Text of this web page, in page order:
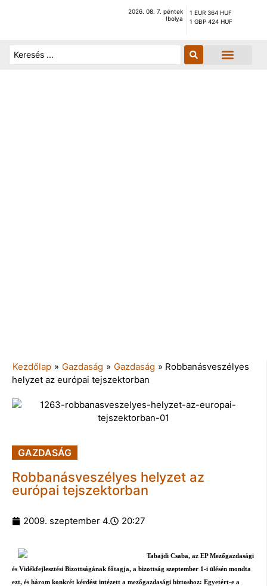
2026. 08. 7. péntek
Ibolya
1 EUR 364 HUF
1 GBP 424 HUF
Kezdőlap » Gazdaság » Gazdaság » Robbanásveszélyes
helyzet az európai tejszektorban
GAZDASÁG
Robbanásveszélyes helyzet az
európai tejszektorban
2009. szeptember 4. 20:27
Tabajdi Csaba, az EP Mezőgazdasági
és Vidékfejlesztési Bizottságának főtagja, a bizottság szeptember 1-i ülésén mondta
ezt, és három konkrét kérdést intézett a mezőgazdasági biztoshoz: Egyetért-e a